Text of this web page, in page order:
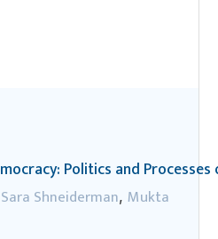
Politics and Processes
Sara Shneiderman, Mukta